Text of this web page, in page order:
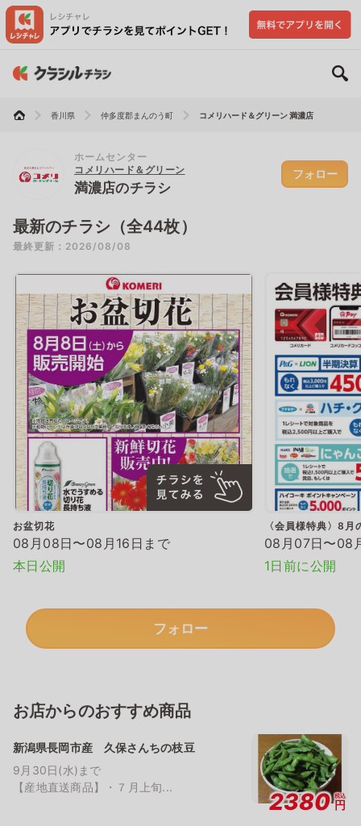
香川県 仲多度郡まんのう町 コメリハード＆グリーン 満濃店
ホームセンター
コメリハード＆グリーン
満濃店のチラシ
フォロー
最新のチラシ（全44枚）
最終更新：2026/08/08
お盆切花
08月08日〜08月16日まで
本日公開
〈会員様特典〉8
08月07日〜08
1日前に公開
フォロー
お店からのおすすめ商品
新潟県長岡市産 久保さんちの枝豆
9月30日(水)まで
【産地直送商品】・７月上旬...
2380 税込
円